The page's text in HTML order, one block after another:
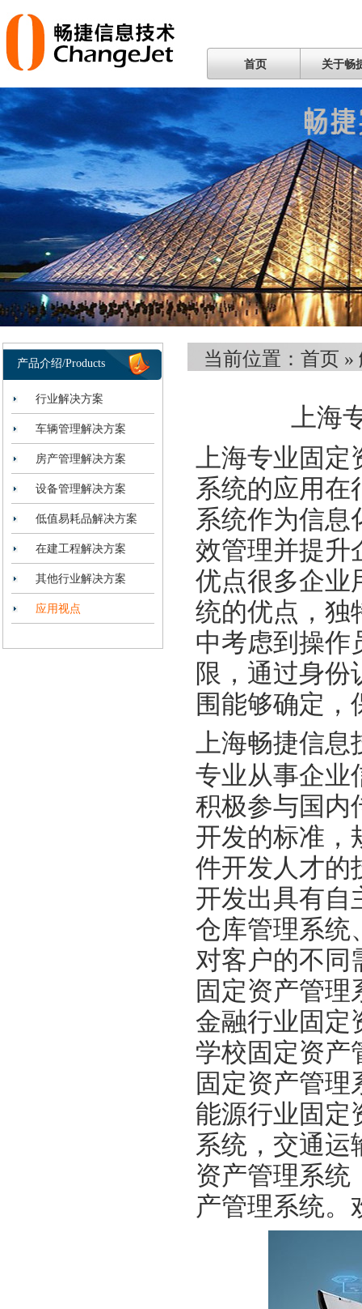
首页 关于畅
产品介绍/Products
行业解决方案
车辆管理解决方案
房产管理解决方案
设备管理解决方案
低值易耗品解决方案
在建工程解决方案
其他行业解决方案
应用视点
当前位置： 首页 »
上海
上海专业固定
系统的应用在
系统作为信息
效管理并提升
优点很多企业
统的优点，独
中考虑到操作
限，通过身
围能够确定，
上海畅捷信息
专业从事企业
积极参与国内
开发的标准，
件开发人才的
开发出具有自
仓库管理系统
对客户的不同
固定资产管
金融行业固定
学校固定资产
固定资产管
能源行业固定
系统，交通运
资产管理系统
产管理系统。